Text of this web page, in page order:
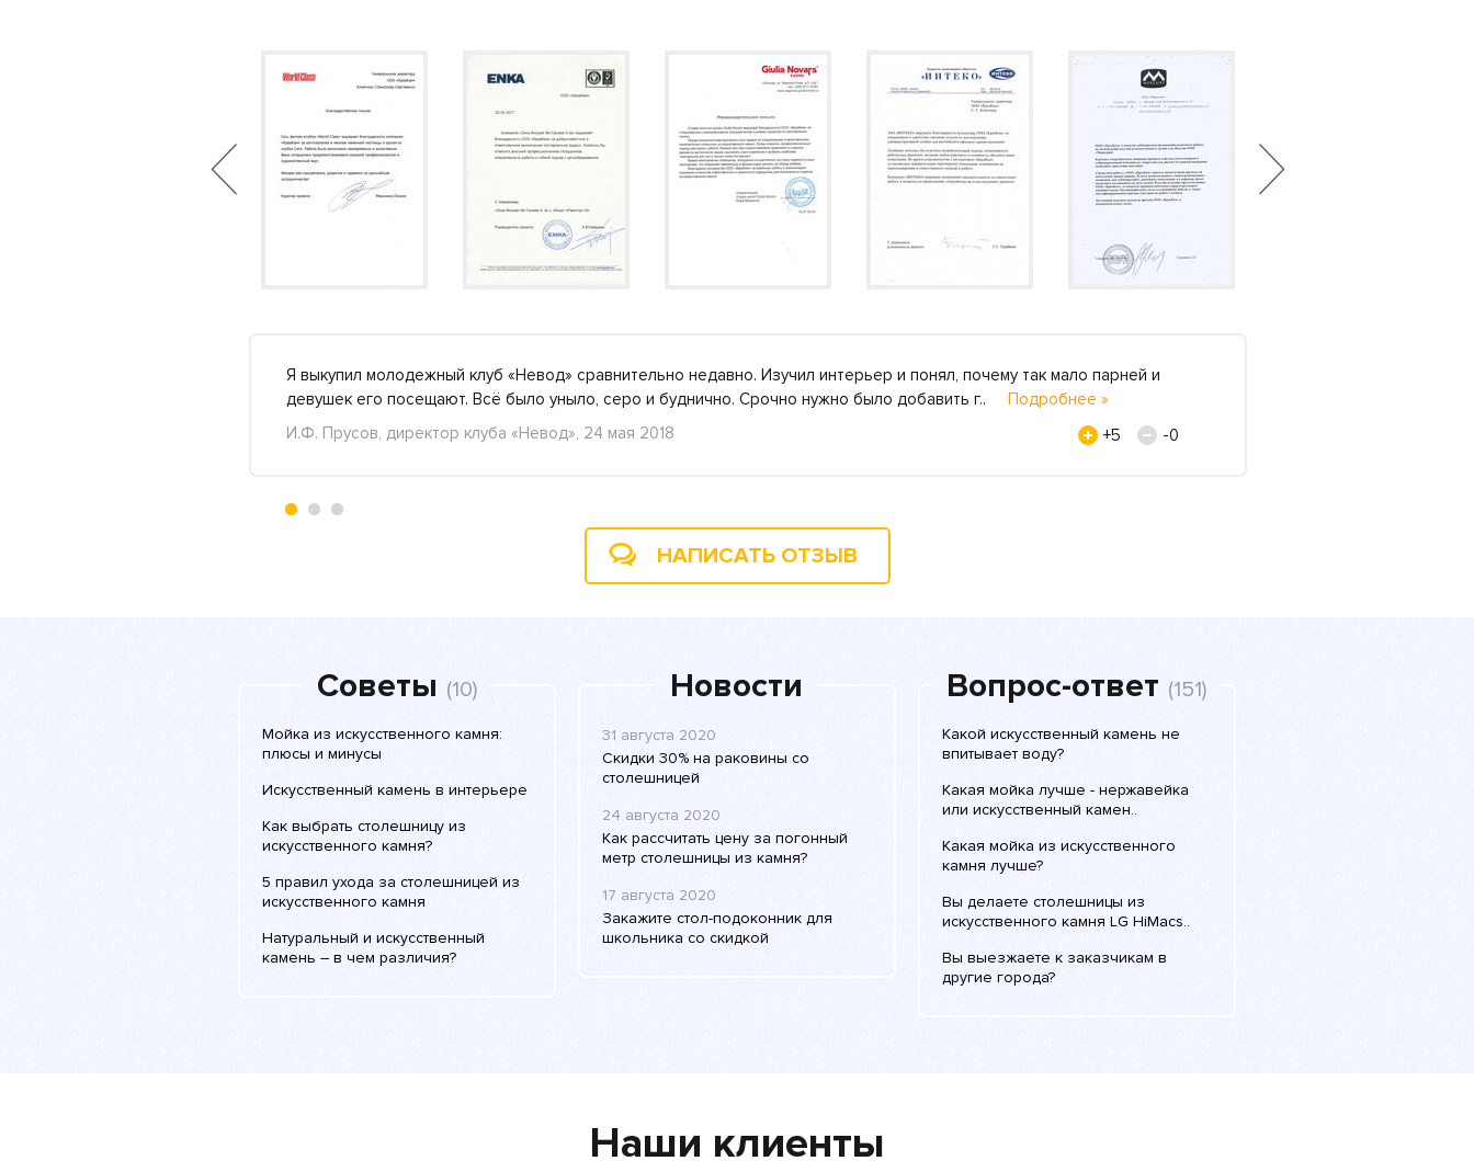
Я выкупил молодежный клуб «Невод» сравнительно недавно. Изучил интерьер и понял, почему так мало парней и
девушек его посещают. Всё было уныло, серо и буднично. Срочно нужно было добавить г.. Подробнее »
+5
-0
И.Ф. Прусов, директор клуба «Невод», 24 мая 2018
НАПИСАТЬ ОТЗЫВ
Советы (10)
Мойка из искусственного камня:
плюсы и минусы
Искусственный камень в интерьере
Как выбрать столешницу из
искусственного камня?
5 правил ухода за столешницей из
искусственного камня
Натуральный и искусственный
камень – в чем различия?
Новости
31 августа 2020
Скидки 30% на раковины со
столешницей
24 августа 2020
Как рассчитать цену за погонный
метр столешницы из камня?
17 августа 2020
Закажите стол-подоконник для
школьника со скидкой
Вопрос-ответ (151)
Какой искусственный камень не
впитывает воду?
Какая мойка лучше - нержавейка
или искусственный камен..
Какая мойка из искусственного
камня лучше?
Вы делаете столешницы из
искусственного камня LG HiMacs..
Вы выезжаете к заказчикам в
другие города?
Наши клиенты